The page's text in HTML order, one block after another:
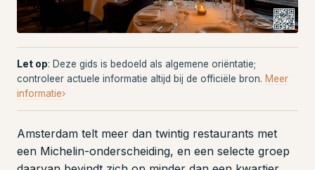
Let op: Deze gids is bedoeld als algemene oriëntatie;
controleer actuele informatie altijd bij de officiële bron. Meer
informatie›
Amsterdam telt meer dan twintig restaurants met
een Michelin-onderscheiding, en een selecte groep